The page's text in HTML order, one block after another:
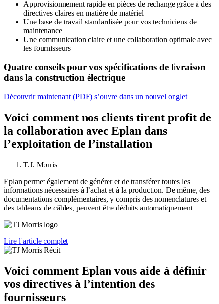
Approvisionnement rapide en pièces de rechange grâce à des
directives claires en matière de matériel
Une base de travail standardisée pour vos techniciens de
maintenance
Une communication claire et une collaboration optimale avec
les fournisseurs
Quatre conseils pour vos spécifications de livraison
dans la construction électrique
Découvrir maintenant (PDF) s’ouvre dans un nouvel onglet
Voici comment nos clients tirent profit de
la collaboration avec Eplan dans
l’exploitation de l’installation
T.J. Morris
Eplan permet également de générer et de transférer toutes les
informations nécessaires à l’achat et à la production. De même, des
documentations complémentaires, y compris des nomenclatures et
des tableaux de câbles, peuvent être déduits automatiquement.
Lire l’article complet
Voici comment Eplan vous aide à définir
vos directives à l’intention des
fournisseurs